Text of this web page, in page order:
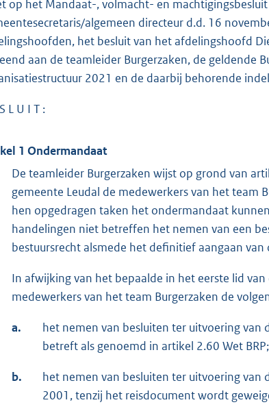
op het Mandaat-, volmacht- en
algemeen directeur d.d. 16
het besluit van het afdelingshoofd
aan de teamleider Burgerzaken, de geldende
2021 en de daarbij behorende
L U I T :
1 Ondermandaat
De teamleider Burgerzaken wijst op grond van
gemeente Leudal de medewerkers van het team
hen opgedragen taken het ondermandaat
handelingen niet betreffen het nemen van een
bestuursrecht alsmede het definitief aangaan
In afwijking van het bepaalde in het eerste lid
medewerkers van het team Burgerzaken de
a.
het nemen van besluiten ter uitvoering van
betreft als genoemd in artikel 2.60 Wet BRP;
b.
het nemen van besluiten ter uitvoering van
2001, tenzij het reisdocument wordt